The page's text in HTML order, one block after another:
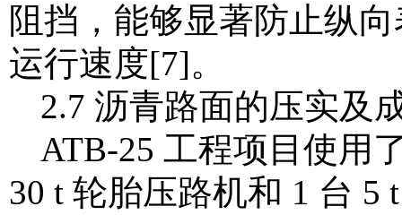
阻挡，能够显著防止纵
运行速度[7]。
2.7 沥青路面的压实及
ATB-25 工程项目使用
30 t 轮胎压路机和 1 台